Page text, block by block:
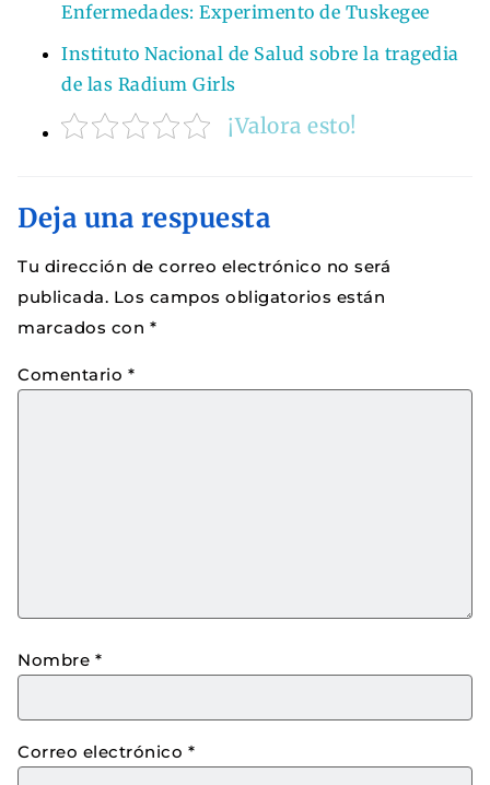
Enfermedades: Experimento de Tuskegee
Instituto Nacional de Salud sobre la tragedia
de las Radium Girls
¡Valora esto!
Deja una respuesta
Tu dirección de correo electrónico no será
publicada. Los campos obligatorios están
marcados con *
Comentario *
Nombre *
Correo electrónico *